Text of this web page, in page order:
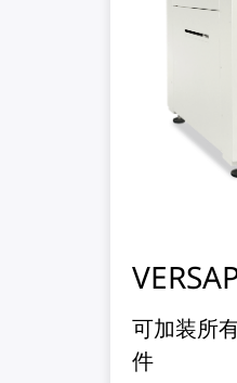
可加装所
件